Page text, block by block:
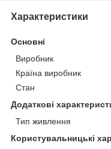
Характеристики
Основні
Виробник
Країна виробник
Стан
Додаткові
Тип живлення
Користувальницькі